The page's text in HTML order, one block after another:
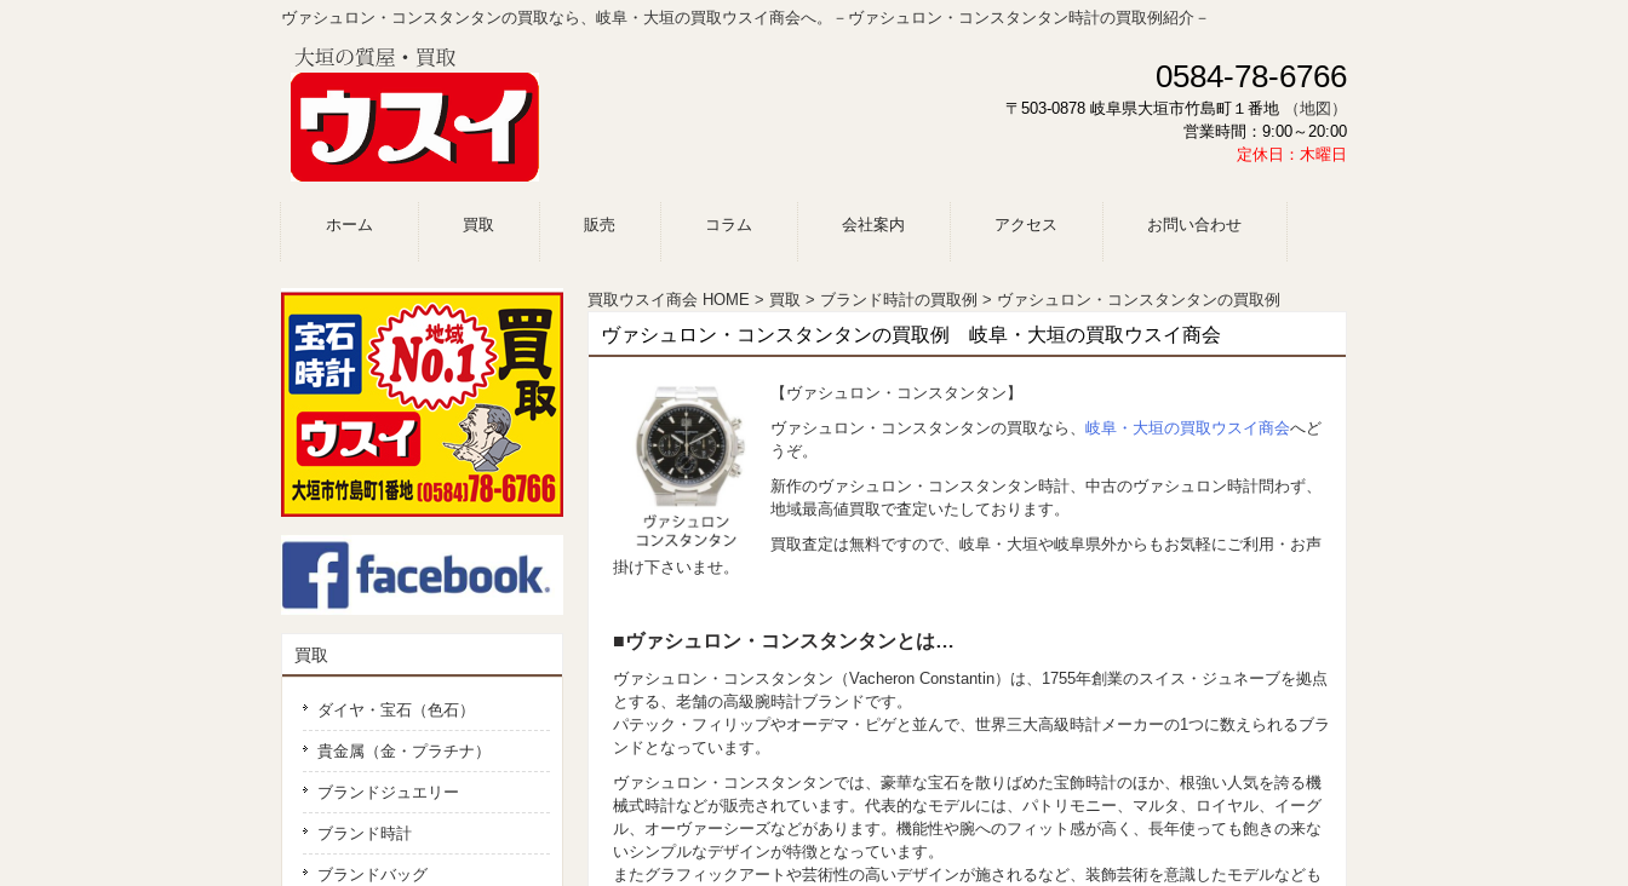
ヴァシュロン・コンスタンタンの買取なら、岐阜・大垣の買取ウスイ商会へ。－ヴァシュロン・コンスタンタン時計の買取例紹介－
0584-78-6766
〒503-0878 岐阜県大垣市竹島町１番地
（地図）
営業時間：9:00～20:00
定休日：木曜日
ホーム 買取 販売 コラム 会社案内 アクセス お問い合わせ
買取ウスイ商会 HOME 買取 ブランド時計の買取例 ヴァシュロン・コンスタンタンの買取例
ヴァシュロン・コンスタンタンの買取例 岐阜・大垣の買取ウスイ商会
【ヴァシュロン・コンスタンタン】
ヴァシュロン・コンスタンタンの買取なら、 岐阜・大垣の買取ウスイ商会へど
うぞ。
新作のヴァシュロン・コンスタンタン時計、中古のヴァシュロン時計問わず、
地域最高値買取で査定いたしております。
買取査定は無料ですので、岐阜・大垣や岐阜県外からもお気軽にご利用・お声
掛け下さいませ。
■ヴァシュロン・コンスタンタンとは…
ヴァシュロン・コンスタンタン（Vacheron Constantin）は、1755年創業のスイス・ジュネーブを拠点
とする、老舗の高級腕時計ブランドです。
パテック・フィリップやオーデマ・ピゲと並んで、世界三大高級時計メーカーの1つに数えられるブラ
ンドとなっています。
ヴァシュロン・コンスタンタンでは、豪華な宝石を散りばめた宝飾時計のほか、根強い人気を誇る機
械式時計などが販売されています。代表的なモデルには、パトリモニー、マルタ、ロイヤル、イーグ
ル、オーヴァーシーズなどがあります。機能性や腕へのフィット感が高く、長年使っても飽きの来な
いシンプルなデザインが特徴となっています。
またグラフィックアートや芸術性の高いデザインが施されるなど、装飾芸術を意識したモデルなども
買取
ダイヤ・宝石（色石）
貴金属（金・プラチナ）
ブランドジュエリー
ブランド時計
ブランドバッグ